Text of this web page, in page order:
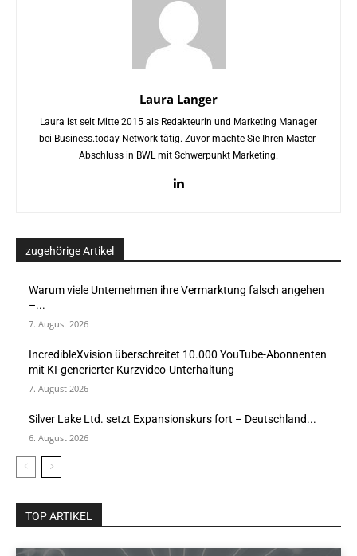
Laura Langer
Laura ist seit Mitte 2015 als Redakteurin und Marketing Manager
bei Business.today Network tätig. Zuvor machte Sie Ihren Master-
Abschluss in BWL mit Schwerpunkt Marketing.
zugehörige Artikel
Warum viele Unternehmen ihre Vermarktung falsch angehen
–...
7. August 2026
IncredibleXvision überschreitet 10.000 YouTube-Abonnenten
mit KI-generierter Kurzvideo-Unterhaltung
7. August 2026
Silver Lake Ltd. setzt Expansionskurs fort – Deutschland...
6. August 2026
TOP ARTIKEL